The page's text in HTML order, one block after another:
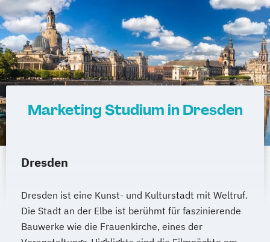
Krefeld
Lübeck Oberhausen
Mainz Rostock Kassel Hagen
Saarbrücken Mülheim an der Ruhr
Potsdam Ludwigshafen Oldenburg
Leverkusen Osnabrück Solingen
Heidelberg
Herne Neuss
Darmstadt
Paderborn Regensburg Ingolstadt
Griesheim
Wildau
Marketing Studium in Dresden
Dresden
Dresden ist eine Kunst- und Kulturstadt mit Weltruf.
Die Stadt an der Elbe ist berühmt für faszinierende
Bauwerke wie die Frauenkirche, eines der